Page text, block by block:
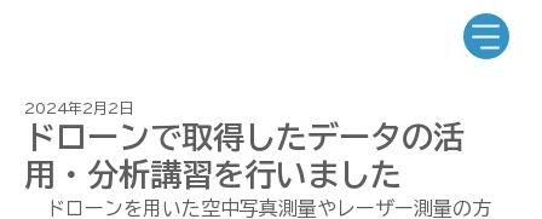
ドローンで取得したデータの活
用・分析講習を行いました
2024年2月2日
ドローンを用いた空中写真測量やレーザー測量の方